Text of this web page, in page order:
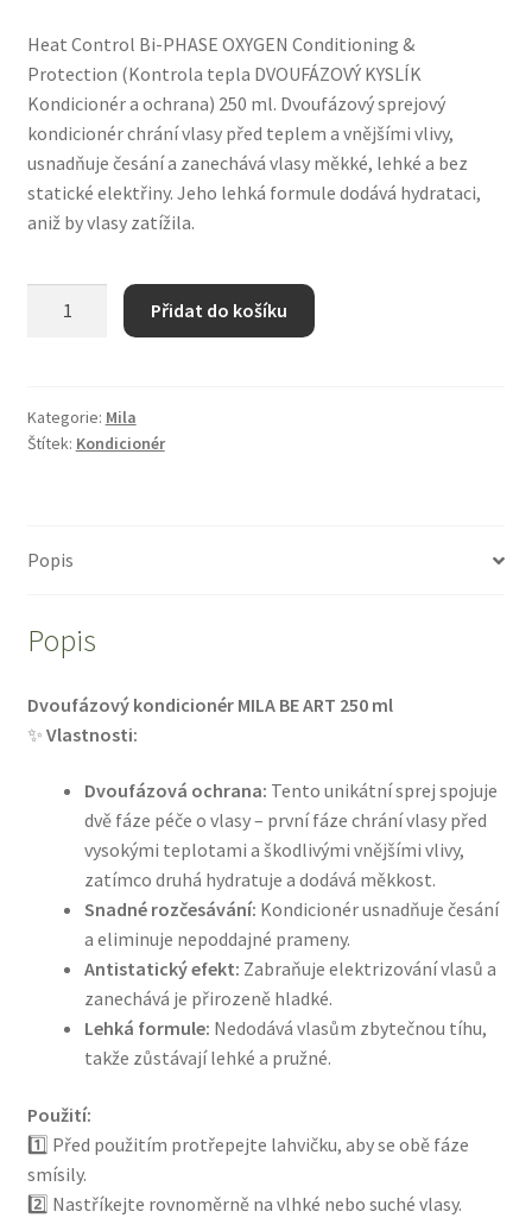
Heat Control Bi-PHASE OXYGEN Conditioning &
Protection (Kontrola tepla DVOUFÁZOVÝ KYSLÍK
Kondicionér a ochrana) 250 ml. Dvoufázový sprejový
kondicionér chrání vlasy před teplem a vnějšími vlivy,
usnadňuje česání a zanechává vlasy měkké, lehké a bez
statické elektřiny. Jeho lehká formule dodává hydrataci,
aniž by vlasy zatížila.
DVOUFÁZOVÝ
KONDICIONÉR
ART
250
Přidat do košíku
Kategorie: Mila
Štítek: Kondicionér
Popis
Popis
Dvoufázový kondicionér MILA BE ART 250 ml
✨ Vlastnosti:
Dvoufázová ochrana: Tento unikátní sprej spojuje
dvě fáze péče o vlasy – první fáze chrání vlasy před
vysokými teplotami a škodlivými vnějšími vlivy,
zatímco druhá hydratuje a dodává měkkost.
Snadné rozčesávání: Kondicionér usnadňuje česání
a eliminuje nepoddajné prameny.
Antistatický efekt: Zabraňuje elektrizování vlasů a
zanechává je přirozeně hladké.
Lehká formule: Nedodává vlasům zbytečnou tíhu,
takže zůstávají lehké a pružné.
Použití:
1️⃣ Před použitím protřepejte lahvičku, aby se obě fáze
smísily.
2️⃣ Nastříkejte rovnoměrně na vlhké nebo suché vlasy.